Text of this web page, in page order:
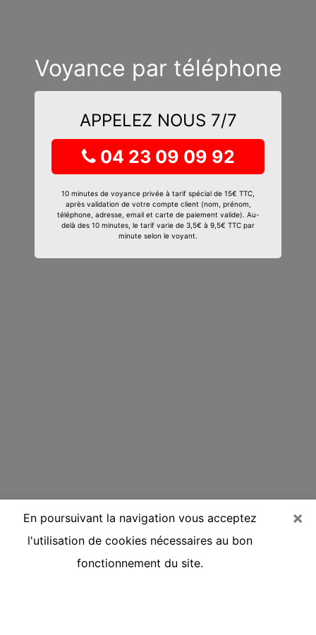
Voyance par téléphone
APPELEZ NOUS 7/7
04 23 09 09 92
10 minutes de voyance privée à tarif spécial de 15€ TTC,
après validation de votre compte client (nom, prénom,
téléphone, adresse, email et carte de paiement valide). Au-
delà des 10 minutes, le tarif varie de 3,5€ à 9,5€ TTC par
minute selon le voyant.
×
En poursuivant la navigation vous acceptez
l'utilisation de cookies nécessaires au bon
fonctionnement du site.